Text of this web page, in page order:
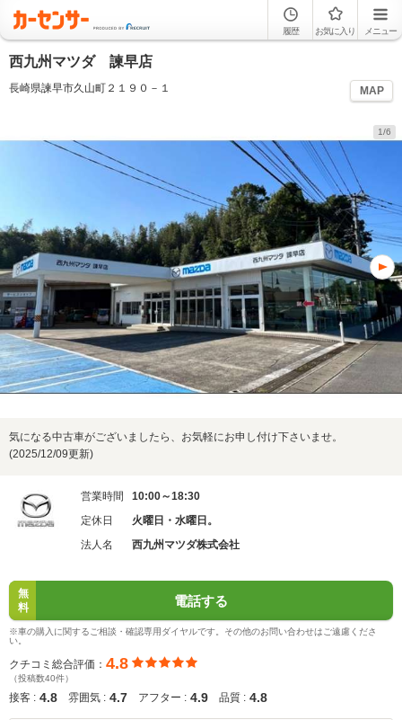
履歴 お気に入り メニュー
西九州マツダ 諫早店
長崎県諫早市久山町２１９０－１ MAP
1/6
気になる中古車がございましたら、お気軽にお申し付け下さいませ。
(2025/12/09更新)
営業時間
10:00～18:30
定休日
火曜日・水曜日。
法人名
西九州マツダ株式会社
無
料
電話する
※車の購入に関するご相談・確認専用ダイヤルです。その他のお問い合わせはご遠慮くださ
い。
クチコミ総合評価： 4.8
（投稿数40件）
接客 : 4.8 雰囲気 : 4.7 アフター : 4.9 品質 : 4.8